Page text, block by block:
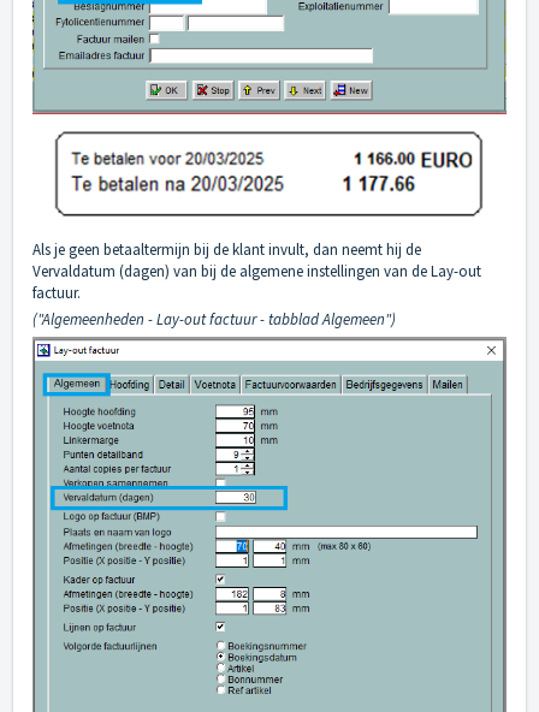
Als je geen betaaltermijn bij de klant invult, dan neemt hij de
Vervaldatum (dagen) van bij de algemene instellingen van de Lay-out
factuur.
("Algemeenheden - Lay-out factuur - tabblad Algemeen")